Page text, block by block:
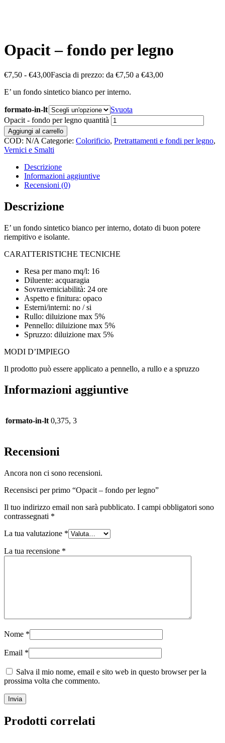
Opacit – fondo per legno
€7,50 - €43,00Fascia di prezzo: da €7,50 a €43,00
E’ un fondo sintetico bianco per interno.
formato-in-lt
Svuota
Opacit - fondo per legno quantità
Aggiungi al carrello
COD: N/A Categorie: Colorificio, Pretrattamenti e fondi per legno,
Vernici e Smalti
Descrizione
Informazioni aggiuntive
Recensioni (0)
Descrizione
E’ un fondo sintetico bianco per interno, dotato di buon potere
riempitivo e isolante.
CARATTERISTICHE TECNICHE
Resa per mano mq/l: 16
Diluente: acquaragia
Sovraverniciabilità: 24 ore
Aspetto e finitura: opaco
Esterni/interni: no / si
Rullo: diluizione max 5%
Pennello: diluizione max 5%
Spruzzo: diluizione max 5%
MODI D’IMPIEGO
Il prodotto può essere applicato a pennello, a rullo e a spruzzo
Informazioni aggiuntive
formato-in-lt 0,375, 3
Recensioni
Ancora non ci sono recensioni.
Recensisci per primo “Opacit – fondo per legno”
Il tuo indirizzo email non sarà pubblicato. I campi obbligatori sono
contrassegnati *
La tua valutazione *
La tua recensione *
Nome *
Email *
Salva il mio nome, email e sito web in questo browser per la
prossima volta che commento.
Prodotti correlati